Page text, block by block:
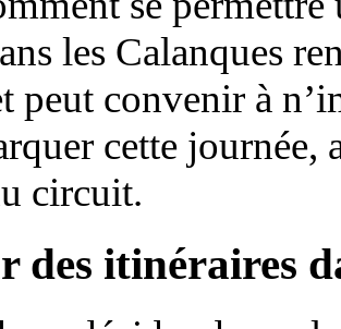
les Calanques
peut convenir à
cette journée,
circuit.
des itinéraires